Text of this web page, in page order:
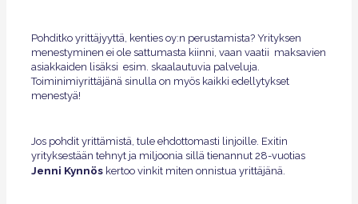
Pohditko yrittäjyyttä, kenties oy:n perustamista? Yrityksen
menestyminen ei ole sattumasta kiinni, vaan vaatii maksavien
asiakkaiden lisäksi esim. skaalautuvia palveluja.
Toiminimiyrittäjänä sinulla on myös kaikki edellytykset
menestyä!
Jos pohdit yrittämistä, tule ehdottomasti linjoille. Exitin
yrityksestään tehnyt ja miljoonia sillä tienannut 28-vuotias
Jenni Kynnös kertoo vinkit miten onnistua yrittäjänä.